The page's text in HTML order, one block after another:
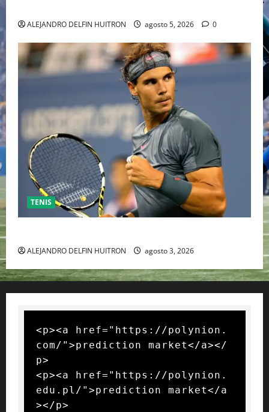
ALEJANDRO DELFIN HUITRON agosto 5, 2026 0
TENIS
ALEJANDRO DELFIN HUITRON agosto 3, 2026
<p><a href="https://polynion.
com/">prediction market</a></
p>
<p><a href="https://polynion.
edu.pl/">prediction market</a
></p>